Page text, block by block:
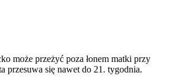
może przeżyć poza łonem matki przy
przesuwa się nawet do 21. tygodnia.